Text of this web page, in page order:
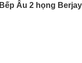
Bếp Âu 2 họng